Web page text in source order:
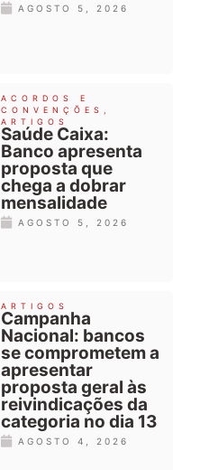
AGOSTO 5, 2026
ACORDOS E
CONVENÇÕES
ARTIGOS
Saúde Caixa:
Banco apresenta
proposta que
chega a dobrar
mensalidade
AGOSTO 5, 2026
ARTIGOS
Campanha
Nacional: bancos
se comprometem a
apresentar
proposta geral às
reivindicações da
categoria no dia 13
AGOSTO 4, 2026